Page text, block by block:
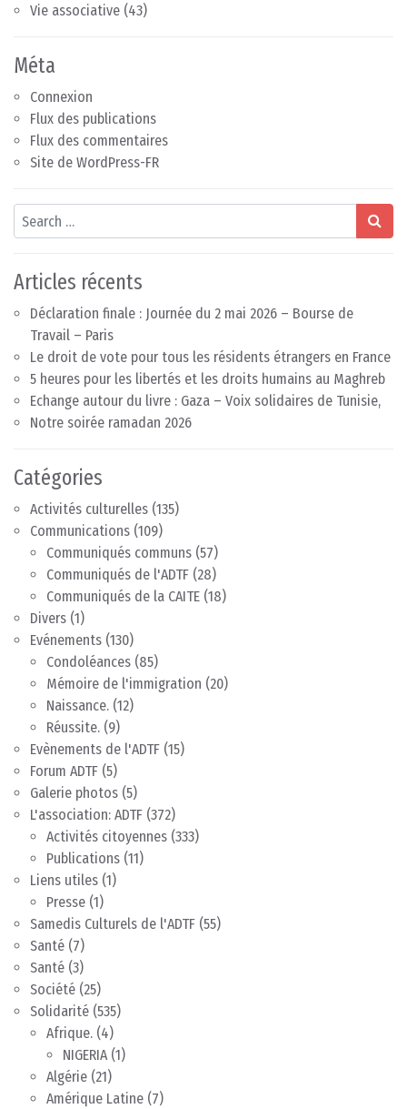
Vie associative (43)
Méta
Connexion
Flux des publications
Flux des commentaires
Site de WordPress-FR
Search
Articles récents
Déclaration finale : Journée du 2 mai 2026 – Bourse de
Travail – Paris
Le droit de vote pour tous les résidents étrangers en France
5 heures pour les libertés et les droits humains au Maghreb
Echange autour du livre : Gaza – Voix solidaires de Tunisie,
Notre soirée ramadan 2026
Catégories
Activités culturelles (135)
Communications (109)
Communiqués communs (57)
Communiqués de l'ADTF (28)
Communiqués de la CAITE (18)
Divers (1)
Evénements (130)
Condoléances (85)
Mémoire de l'immigration (20)
Naissance. (12)
Réussite. (9)
Evènements de l'ADTF (15)
Forum ADTF (5)
Galerie photos (5)
L'association: ADTF (372)
Activités citoyennes (333)
Publications (11)
Liens utiles (1)
Presse (1)
Samedis Culturels de l'ADTF (55)
Santé (7)
Santé (3)
Société (25)
Solidarité (535)
Afrique. (4)
NIGERIA(1)
Algérie (21)
Amérique Latine (7)